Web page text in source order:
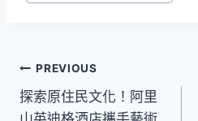
文
章
PREVIOUS
探索原住民文化！阿里